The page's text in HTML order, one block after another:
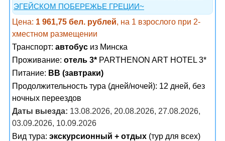
ЭГЕЙСКОМ ПОБЕРЕЖЬЕ ГРЕЦИИ~
Цена: 1 961,75 бел. рублей, на 1 взрослого при 2-
хместном размещении
Транспорт: автобус из Минска
Проживание: отель 3* PARTHENON ART HOTEL 3*
Питание: BB (завтраки)
Продолжительность тура (дней/ночей): 12 дней, без
ночных переездов
Даты выезда: 13.08.2026, 20.08.2026, 27.08.2026,
03.09.2026, 10.09.2026
Вид тура: экскурсионный + отдых (тур для всех)